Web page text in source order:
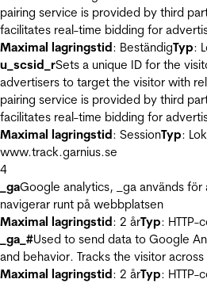
pairing service is provided by third
facilitates real-time bidding for
Maximal lagringstid: BeständigTyp:
u_scsid_rSets a unique ID for the
advertisers to target the visitor with
pairing service is provided by third
facilitates real-time bidding for
Maximal lagringstid: SessionTyp:
www.track.garnius.se
4
_gaGoogle analytics, _ga används
navigerar runt på webbplatsen
Maximal lagringstid: 2 årTyp: HTTP-
_ga_#Used to send data to Google
and behavior. Tracks the visitor
Maximal lagringstid: 2 årTyp: HTTP-